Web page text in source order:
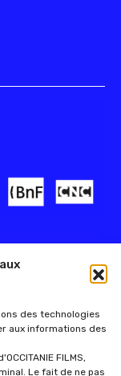
des technologies
aux informations des
FILMS,
Le fait de ne pas